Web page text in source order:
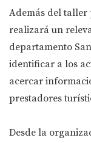
Además del
realizará un
departamento
identificar a los
acercar
prestadores
Desde la